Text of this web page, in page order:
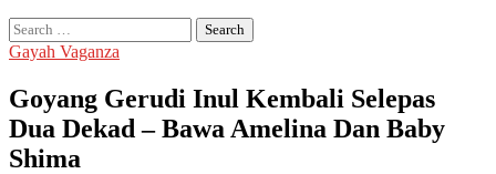
Search
for:
Gayah Vaganza
Goyang Gerudi Inul Kembali Selepas
Dua Dekad – Bawa Amelina Dan Baby
Shima